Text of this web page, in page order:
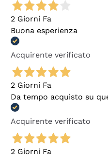
2 Giorni Fa
Buona esperienza
Acquirente verificato
2 Giorni Fa
Da tempo acquisto su
Acquirente verificato
2 Giorni Fa